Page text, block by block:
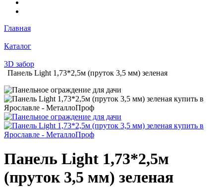
Главная
Каталог
3D забор
Панель Light 1,73*2,5м (пруток 3,5 мм) зеленая
Панель Light 1,73*2,5м
(пруток 3,5 мм) зеленая